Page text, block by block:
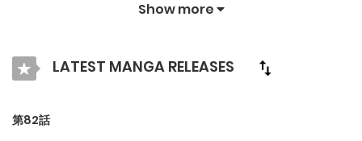
楽しませ続けるためにオリジナル作品とIPを紹介します. クラマン
Show more
LATEST MANGA RELEASES
第82話